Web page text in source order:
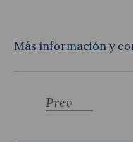
Más información y
Prev